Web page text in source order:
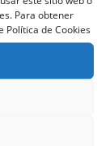
Para obtener
Política de Cookies